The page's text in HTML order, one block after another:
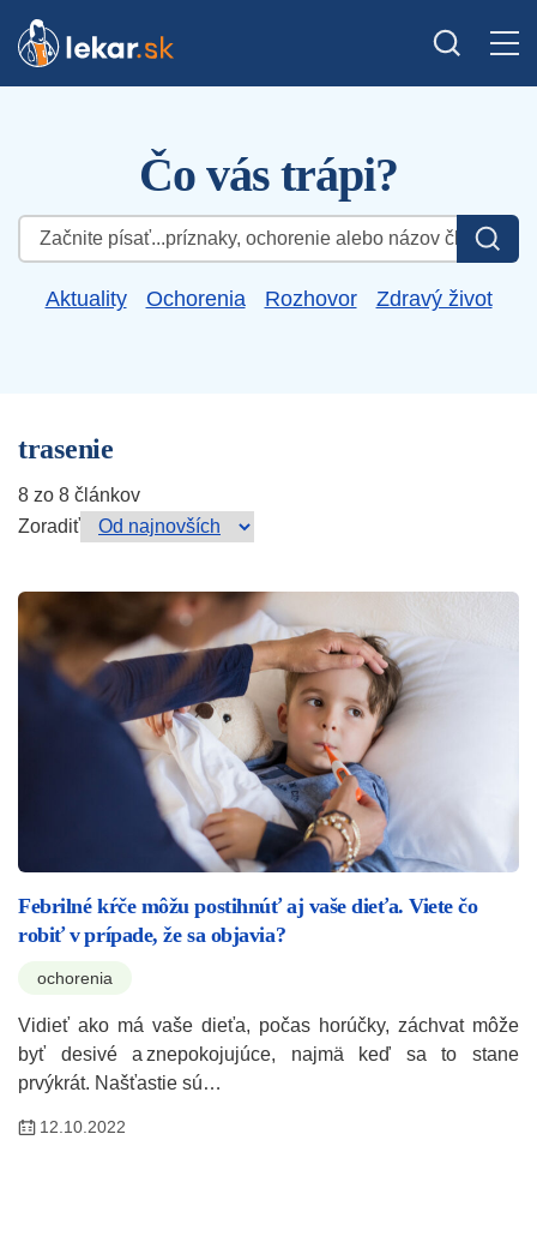
Čo vás trápi?
Hľadať:
Aktuality Ochorenia Rozhovor Zdravý život
trasenie
8 zo 8 článkov
Zoradiť
Febrilné kŕče môžu postihnúť aj vaše dieťa. Viete čo
robiť v prípade, že sa objavia?
ochorenia
Vidieť ako má vaše dieťa, počas horúčky, záchvat môže
byť desivé a znepokojujúce, najmä keď sa to stane
prvýkrát. Našťastie sú…
12.10.2022